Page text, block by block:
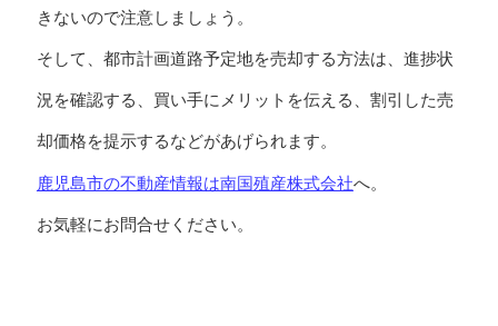
きないので注意しましょう。
そして、都市計画道路予定地を売却する方法は、進捗状
況を確認する、買い手にメリットを伝える、割引した売
却価格を提示するなどがあげられます。
鹿児島市の不動産情報は南国殖産株式会社へ。
お気軽にお問合せください。